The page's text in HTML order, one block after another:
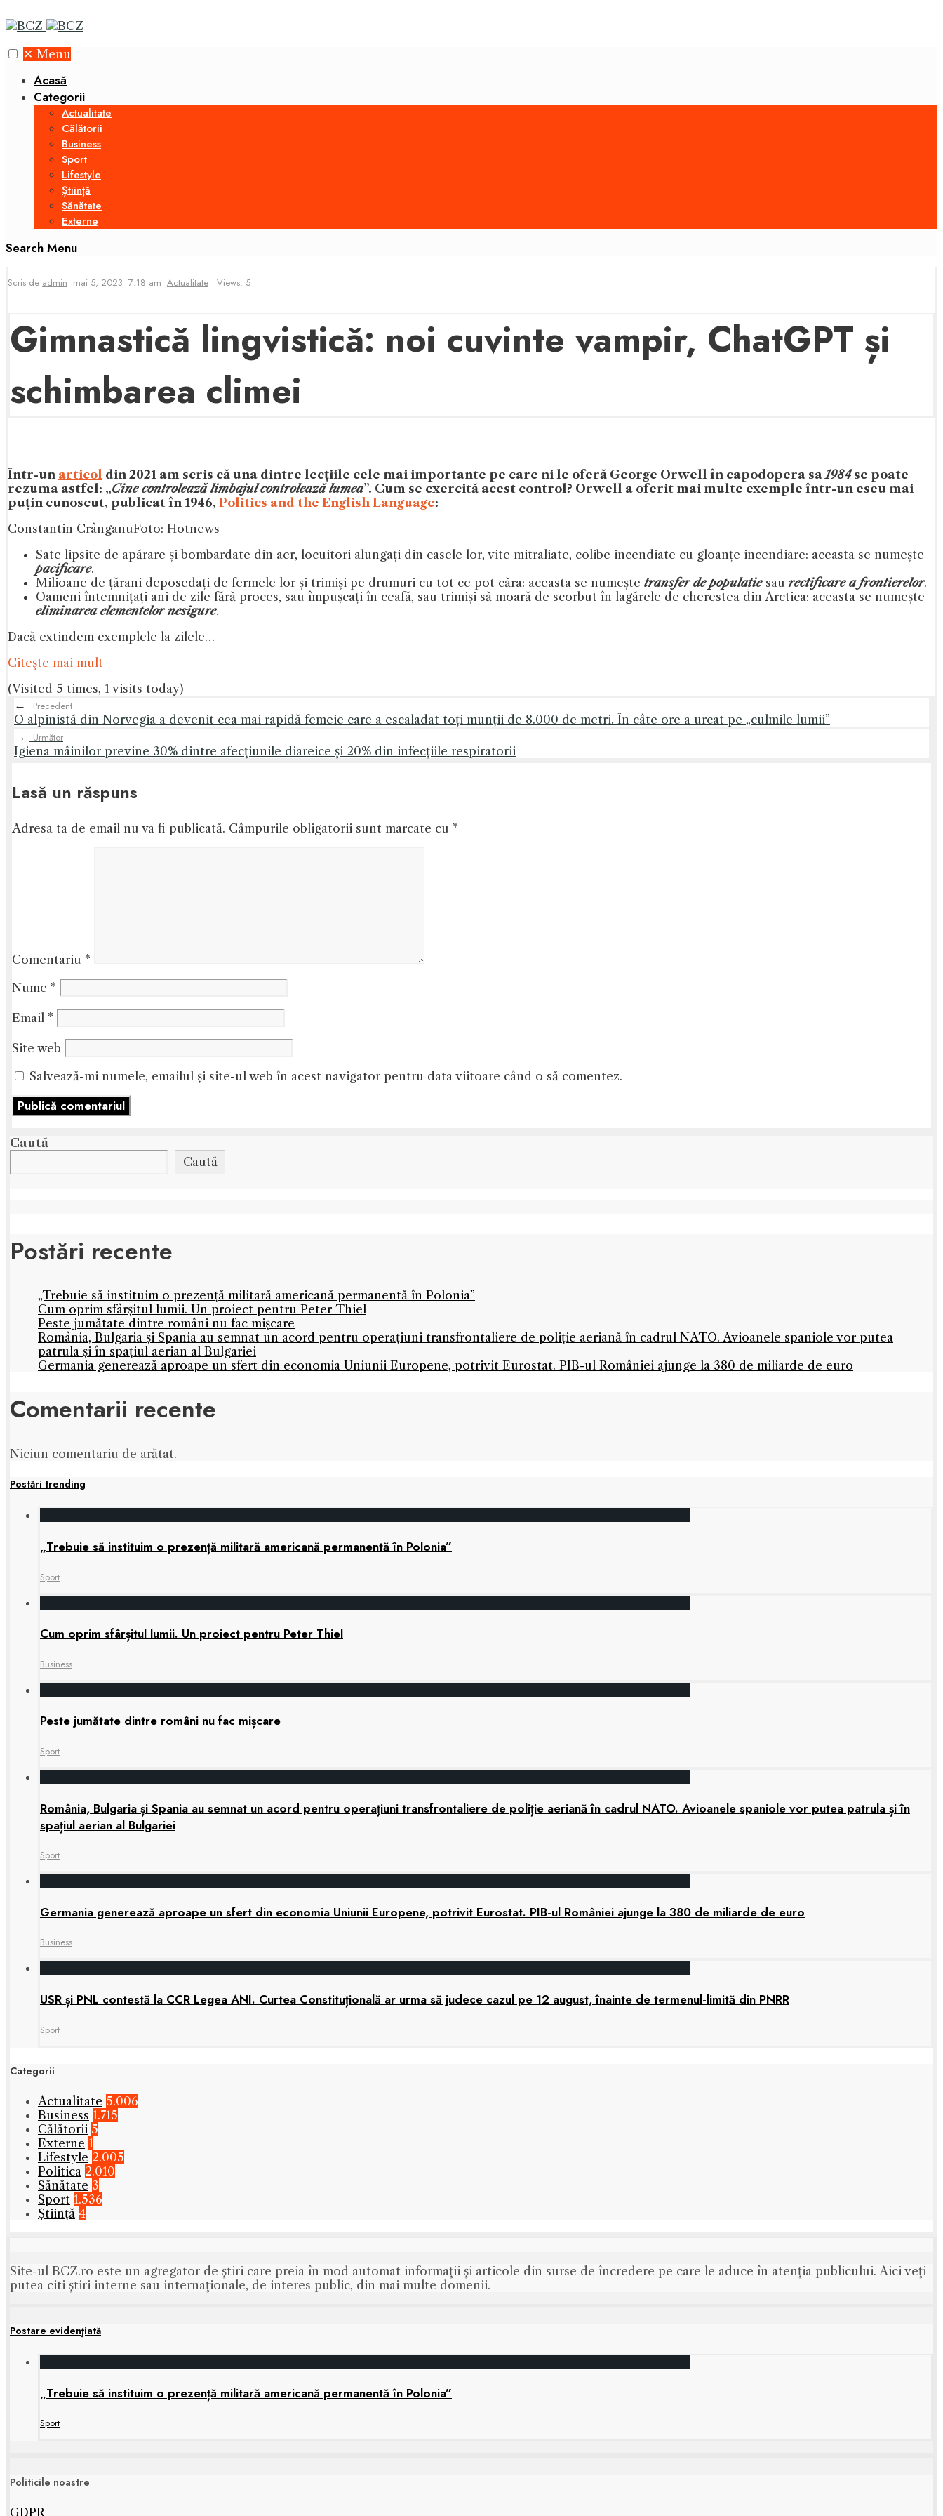
✕ Menu
Acasă
Categorii
Actualitate
Călătorii
Business
Sport
Lifestyle
Știință
Sănătate
Externe
Search Menu
Scris de admin• mai 5, 2023• 7:18 am• Actualitate • Views: 5
Gimnastică lingvistică: noi cuvinte vampir, ChatGPT și
schimbarea climei
Într-un articol din 2021 am scris că una dintre lecțiile cele mai importante pe care ni le oferă George Orwell în capodopera sa1984se poate
rezuma astfel: „Cine controlează limbajul controlează lumea”. Cum se exercită acest control? Orwell a oferit mai multe exemple într-un eseu mai
puțin cunoscut, publicat în 1946, Politics and the English Language:
Constantin CrânganuFoto: Hotnews
Sate lipsite de apărare și bombardate din aer, locuitori alungați din casele lor, vite mitraliate, colibe incendiate cu gloanțe incendiare: aceasta se numește
pacificare.
Milioane de țărani deposedați de fermele lor și trimiși pe drumuri cu tot ce pot căra: aceasta se numește transfer de populațiesaurectificare a frontierelor.
Oameni întemnițați ani de zile fără proces, sau împușcați în ceafă, sau trimiși să moară de scorbut în lagărele de cherestea din Arctica: aceasta se numește
eliminarea elementelor nesigure.
Dacă extindem exemplele la zilele…
Citeşte mai mult
(Visited 5 times, 1 visits today)
←
Precedent
O alpinistă din Norvegia a devenit cea mai rapidă femeie care a escaladat toți munții de 8.000 de metri. În câte ore a urcat pe „culmile lumii”
→
Următor
Igiena mâinilor previne 30% dintre afecţiunile diareice şi 20% din infecţiile respiratorii
Lasă un răspuns
Adresa ta de email nu va fi publicată. Câmpurile obligatorii sunt marcate cu *
Comentariu *
Nume *
Email *
Site web
Salvează-mi numele, emailul și site-ul web în acest navigator pentru data viitoare când o să comentez.
Caută
Caută
Postări recente
„Trebuie să instituim o prezență militară americană permanentă în Polonia”
Cum oprim sfârșitul lumii. Un proiect pentru Peter Thiel
Peste jumătate dintre români nu fac mișcare
România, Bulgaria și Spania au semnat un acord pentru operațiuni transfrontaliere de poliție aeriană în cadrul NATO. Avioanele spaniole vor putea
patrula și în spațiul aerian al Bulgariei
Germania generează aproape un sfert din economia Uniunii Europene, potrivit Eurostat. PIB-ul României ajunge la 380 de miliarde de euro
Comentarii recente
Niciun comentariu de arătat.
Postări trending
„Trebuie să instituim o prezență militară americană permanentă în Polonia”
Sport
Cum oprim sfârșitul lumii. Un proiect pentru Peter Thiel
Business
Peste jumătate dintre români nu fac mișcare
Sport
România, Bulgaria și Spania au semnat un acord pentru operațiuni transfrontaliere de poliție aeriană în cadrul NATO. Avioanele spaniole vor putea patrula și în
spațiul aerian al Bulgariei
Sport
Germania generează aproape un sfert din economia Uniunii Europene, potrivit Eurostat. PIB-ul României ajunge la 380 de miliarde de euro
Business
USR și PNL contestă la CCR Legea ANI. Curtea Constituțională ar urma să judece cazul pe 12 august, înainte de termenul-limită din PNRR
Sport
Categorii
Actualitate 5.006
Business 1.715
Călătorii 5
Externe 1
Lifestyle 2.005
Politica 2.010
Sănătate 3
Sport 1.536
Știință 4
Site-ul BCZ.ro este un agregator de ştiri care preia în mod automat informaţii şi articole din surse de încredere pe care le aduce în atenţia publicului. Aici veţi
putea citi ştiri interne sau internaţionale, de interes public, din mai multe domenii.
Postare evidenţiată
„Trebuie să instituim o prezență militară americană permanentă în Polonia”
Sport
Politicile noastre
GDPR